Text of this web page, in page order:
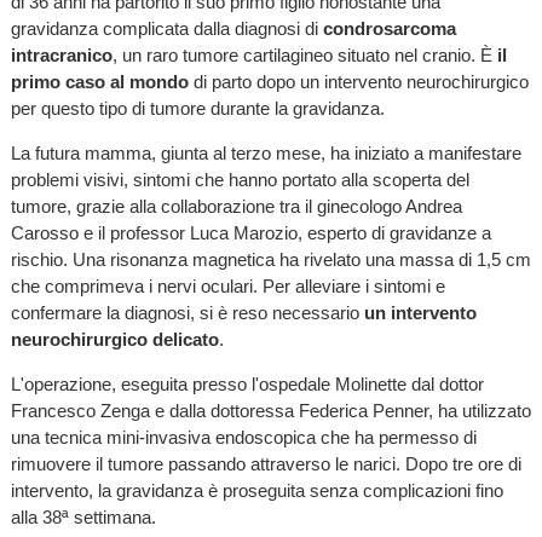
gravidanza complicata dalla diagnosi di condrosarcoma
intracranico, un raro tumore cartilagineo situato nel cranio. È il
primo caso al mondodi parto dopo un intervento neurochirurgico
per questo tipo di tumore durante la gravidanza.
La futura mamma, giunta al terzo mese, ha iniziato a manifestare
problemi visivi, sintomi che hanno portato alla scoperta del
tumore, grazie alla collaborazione tra il ginecologo Andrea
Carosso e il professor Luca Marozio, esperto di gravidanze a
rischio. Una risonanza magnetica ha rivelato una massa di 1,5 cm
che comprimeva i nervi oculari. Per alleviare i sintomi e
confermare la diagnosi, si è reso necessario un intervento
neurochirurgico delicato.
L'operazione, eseguita presso l'ospedale Molinette dal dottor
Francesco Zenga e dalla dottoressa Federica Penner, ha utilizzato
una tecnica mini-invasiva endoscopica che ha permesso di
rimuovere il tumore passando attraverso le narici. Dopo tre ore di
intervento, la gravidanza è proseguita senza complicazioni fino
alla 38ª settimana.